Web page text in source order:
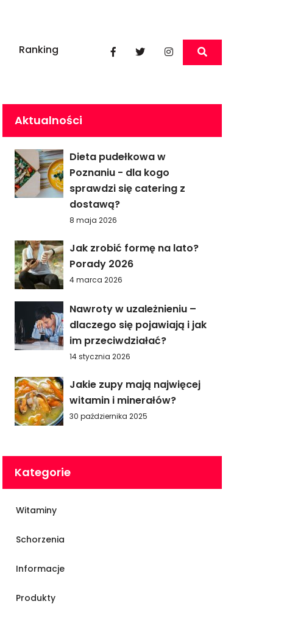
Ranking
Aktualności
Dieta pudełkowa w
Poznaniu - dla kogo
sprawdzi się catering z
dostawą?
8 maja 2026
Jak zrobić formę na lato?
Porady 2026
4 marca 2026
Nawroty w uzależnieniu –
dlaczego się pojawiają i jak
im przeciwdziałać?
14 stycznia 2026
Jakie zupy mają najwięcej
witamin i minerałów?
30 października 2025
Kategorie
Witaminy
Schorzenia
Informacje
Produkty